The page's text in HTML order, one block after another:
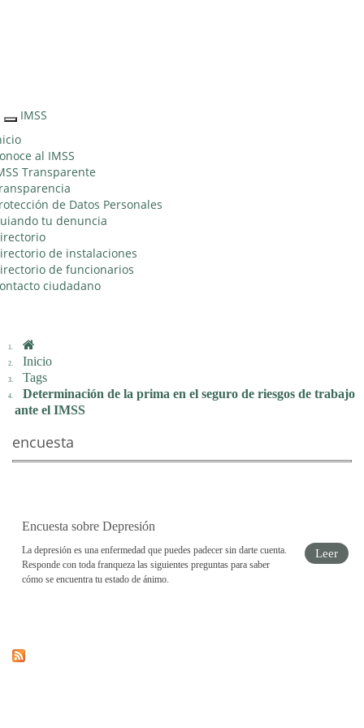
Interruptor
de
Navegación
IMSS
al IMSS
Transparente
de Datos Personales
tu denuncia
de instalaciones
de funcionarios
ciudadano
Inicio
Tags
Determinación de la prima en el seguro de riesgos de trabajo
ante el IMSS
encuesta
Encuesta sobre Depresión
La depresión es una enfermedad que puedes padecer sin darte cuenta.
Responde con toda franqueza las siguientes preguntas para saber
cómo se encuentra tu estado de ánimo.
Leer